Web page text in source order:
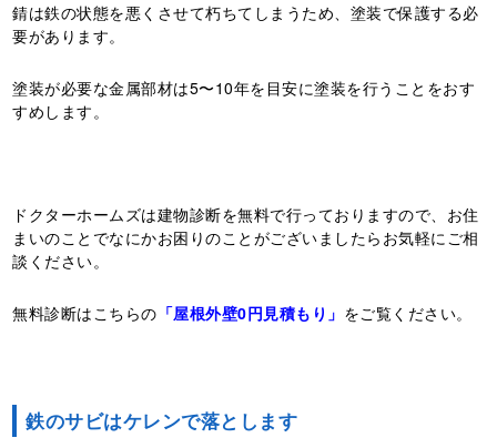
錆は鉄の状態を悪くさせて朽ちてしまうため、塗装で保護する必
要があります。
塗装が必要な金属部材は5〜10年を目安に塗装を行うことをおす
すめします。
ドクターホームズは建物診断を無料で行っておりますので、お住
まいのことでなにかお困りのことがございましたらお気軽にご相
談ください。
無料診断はこちらの 「屋根外壁0円見積もり」 をご覧ください。
鉄のサビはケレンで落とします